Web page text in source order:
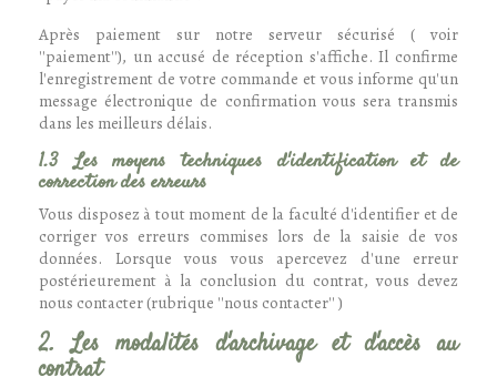
Après paiement sur notre serveur sécurisé ( voir
''paiement''), un accusé de réception s'affiche. Il confirme
l'enregistrement de votre commande et vous informe qu'un
message électronique de confirmation vous sera transmis
dans les meilleurs délais.
1.3 Les moyens techniques d'identification et de
correction des erreurs
Vous disposez à tout moment de la faculté d'identifier et de
corriger vos erreurs commises lors de la saisie de vos
données. Lorsque vous vous apercevez d'une erreur
postérieurement à la conclusion du contrat, vous devez
nous contacter (rubrique ''nous contacter'' )
2. Les modalités d'archivage et d'accès au
contrat